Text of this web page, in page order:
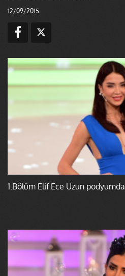
12/09/2015
1.Bölüm Elif Ece Uzun podyumda